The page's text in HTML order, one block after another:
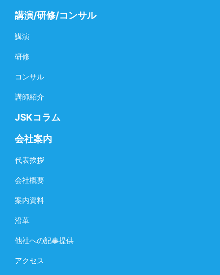
講演/研修/コンサル
講演
研修
コンサル
講師紹介
JSKコラム
会社案内
代表挨拶
会社概要
案内資料
沿革
他社への記事提供
アクセス